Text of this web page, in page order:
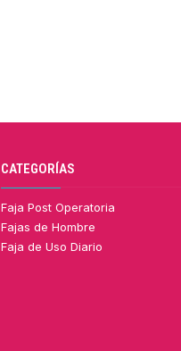
CATEGORÍAS
Faja Post Operatoria
Fajas de Hombre
Faja de Uso Diario